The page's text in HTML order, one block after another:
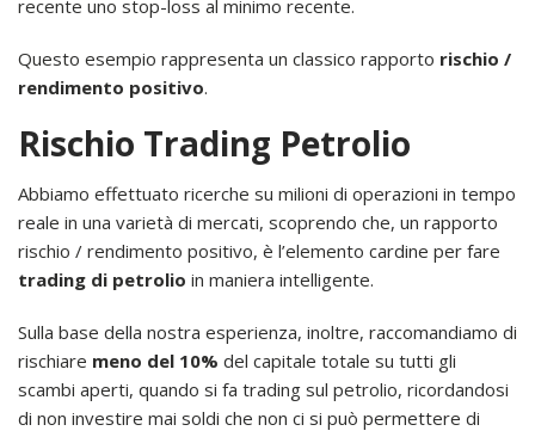
recente uno stop-loss al minimo recente.
Questo esempio rappresenta un classico rapporto rischio /
rendimento positivo.
Rischio Trading Petrolio
Abbiamo effettuato ricerche su milioni di operazioni in tempo
reale in una varietà di mercati, scoprendo che, un rapporto
rischio / rendimento positivo, è l’elemento cardine per fare
trading di petrolio in maniera intelligente.
Sulla base della nostra esperienza, inoltre, raccomandiamo di
rischiare meno del 10% del capitale totale su tutti gli
scambi aperti, quando si fa trading sul petrolio, ricordandosi
di non investire mai soldi che non ci si può permettere di